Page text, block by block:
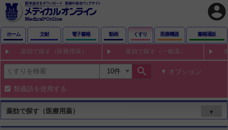
account_circle
ホーム 文献 電子書籍 動画 くすり 医療機器 書籍通販
薬効で探す（医療用薬） 薬効で探す（一般薬）
search オプション
類義語を使用する
薬効で探す（医療用薬） ▼